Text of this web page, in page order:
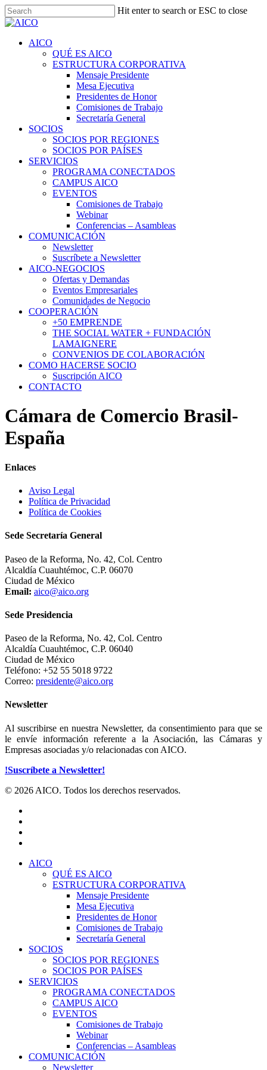
Skip
to
content
Hit enter to search or ESC to close
Close
Menu
AICO
QUÉ ES AICO
ESTRUCTURA CORPORATIVA
Mensaje Presidente
Mesa Ejecutiva
Presidentes de Honor
Comisiones de Trabajo
Secretaría General
SOCIOS
SOCIOS POR REGIONES
SOCIOS POR PAÍSES
SERVICIOS
PROGRAMA CONECTADOS
CAMPUS AICO
EVENTOS
Comisiones de Trabajo
Webinar
Conferencias – Asambleas
COMUNICACIÓN
Newsletter
Suscríbete a Newsletter
AICO-NEGOCIOS
Ofertas y Demandas
Eventos Empresariales
Comunidades de Negocio
COOPERACIÓN
+50 EMPRENDE
THE SOCIAL WATER + FUNDACIÓN
LAMAIGNERE
CONVENIOS DE COLABORACIÓN
COMO HACERSE SOCIO
Suscripción AICO
CONTACTO
Cámara de Comercio Brasil-
España
Enlaces
Aviso Legal
Política de Privacidad
Política de Cookies
Sede Secretaría General
Paseo de la Reforma, No. 42, Col. Centro
Alcaldía Cuauhtémoc, C.P. 06070
Ciudad de México
Email: aico@aico.org
Sede Presidencia
Paseo de la Reforma, No. 42, Col. Centro
Alcaldía Cuauhtémoc, C.P. 06040
Ciudad de México
Teléfono: +52 55 5018 9722
Correo: presidente@aico.org
Newsletter
Al suscribirse en nuestra Newsletter, da consentimiento para que se
le envíe información referente a la Asociación, las Cámaras y
Empresas asociadas y/o relacionadas con AICO.
!Suscríbete a Newsletter!
© 2026 AICO. Todos los derechos reservados.
Close
AICO
QUÉ ES AICO
ESTRUCTURA CORPORATIVA
Mensaje Presidente
Mesa Ejecutiva
Presidentes de Honor
Comisiones de Trabajo
Secretaría General
SOCIOS
SOCIOS POR REGIONES
SOCIOS POR PAÍSES
SERVICIOS
PROGRAMA CONECTADOS
CAMPUS AICO
EVENTOS
Comisiones de Trabajo
Webinar
Conferencias – Asambleas
COMUNICACIÓN
Newsletter